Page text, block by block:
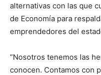
alternativas con las que
de Economía para
emprendedores del
“Nosotros tenemos las
conocen. Contamos con